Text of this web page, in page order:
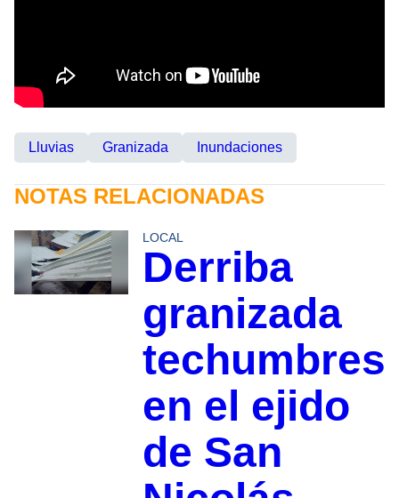
Lluvias Granizada Inundaciones
NOTAS RELACIONADAS
LOCAL
Derriba
granizada
techumbres
en el ejido
de San